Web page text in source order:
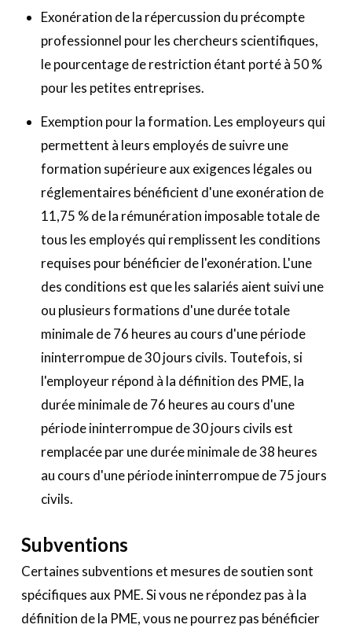
Exonération de la répercussion du précompte
professionnel pour les chercheurs scientifiques,
le pourcentage de restriction étant porté à 50 %
pour les petites entreprises.
Exemption pour la formation. Les employeurs qui
permettent à leurs employés de suivre une
formation supérieure aux exigences légales ou
réglementaires bénéficient d'une exonération de
11,75 % de la rémunération imposable totale de
tous les employés qui remplissent les conditions
requises pour bénéficier de l'exonération. L'une
des conditions est que les salariés aient suivi une
ou plusieurs formations d'une durée totale
minimale de 76 heures au cours d'une période
ininterrompue de 30 jours civils. Toutefois, si
l'employeur répond à la définition des PME, la
durée minimale de 76 heures au cours d'une
période ininterrompue de 30 jours civils est
remplacée par une durée minimale de 38 heures
au cours d'une période ininterrompue de 75 jours
civils.
Subventions
Certaines subventions et mesures de soutien sont
spécifiques aux PME. Si vous ne répondez pas à la
définition de la PME, vous ne pourrez pas bénéficier